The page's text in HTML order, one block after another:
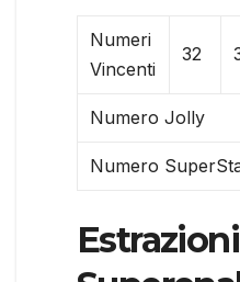
Numeri
Vincenti
32
Numero Jolly
Numero
Estrazioni